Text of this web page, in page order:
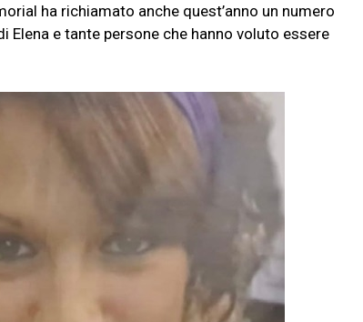
ha richiamato anche quest’anno un numero
e tante persone che hanno voluto essere